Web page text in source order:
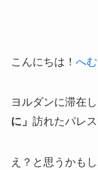
こんにちは！ へむ
ヨルダンに滞在し
に」 訪れたパレス
え？と思うかも